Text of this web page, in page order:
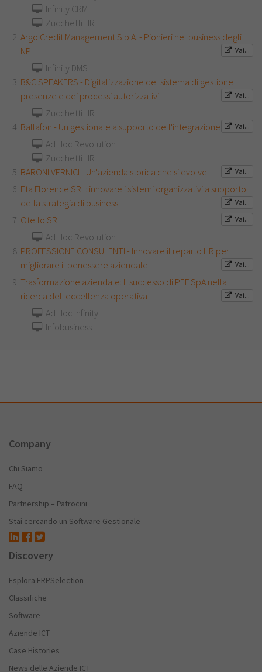
Infinity CRM
Zucchetti HR
Argo Credit Management S.p.A. - Pionieri nel business degli
NPL
Vai...
Infinity DMS
B&C SPEAKERS - Digitalizzazione del sistema di gestione
presenze e dei processi autorizzativi
Vai...
Zucchetti HR
Ballafon - Un gestionale a supporto dell'integrazione
Vai...
Ad Hoc Revolution
Zucchetti HR
BARONI VERNICI - Un'azienda storica che si evolve
Vai...
Eta Florence SRL: innovare i sistemi organizzativi a supporto
della strategia di business
Vai...
Otello SRL Vai...
Ad Hoc Revolution
PROFESSIONE CONSULENTI - Innovare il reparto HR per
migliorare il benessere aziendale
Vai...
Trasformazione aziendale: Il successo di PEF SpA nella
ricerca dell'eccellenza operativa
Vai...
Ad Hoc Infinity
Infobusiness
Company
Chi Siamo
FAQ
Partnership – Patrocini
Stai cercando un Software Gestionale
Discovery
Esplora ERPSelection
Classifiche
Software
Aziende ICT
Case Histories
News delle Aziende ICT